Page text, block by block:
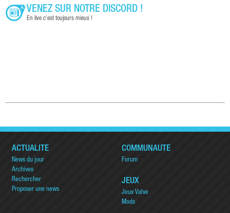
VENEZ SUR NOTRE DISCORD !
En live c'est toujours mieux !
ACTUALITÉ
News du jour
Archives
Rechercher
Proposer une news
COMMUNAUTÉ
Forum
JEUX
Jeux Valve
Mods